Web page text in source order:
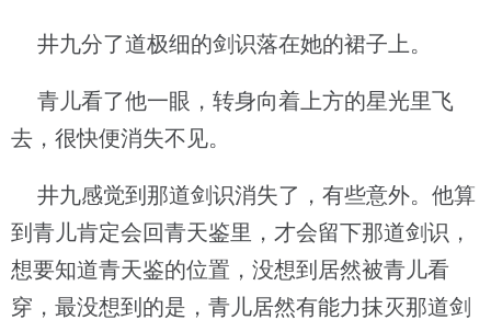
井九分了道极细的剑识落在她的裙子上。
青儿看了他一眼，转身向着上方的星光里飞
去，很快便消失不见。
井九感觉到那道剑识消失了，有些意外。他算
到青儿肯定会回青天鉴里，才会留下那道剑识，
想要知道青天鉴的位置，没想到居然被青儿看
穿，最没想到的是，青儿居然有能力抹灭那道剑